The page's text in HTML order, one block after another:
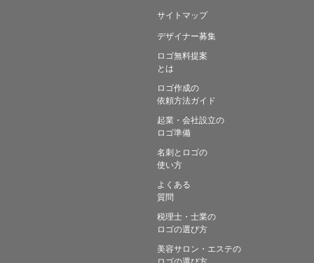
サイトマップ
デザイナー募集
ロゴ無料提案
とは
ロゴ作成の
依頼方法ガイド
起業・会社設立の
ロゴ準備
名刺とロゴの
使い方
よくある
質問
税理士・士業の
ロゴの選び方
美容サロン・エステの
ロゴの選び方